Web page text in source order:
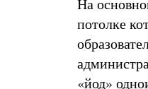
На
потолке
«йод»